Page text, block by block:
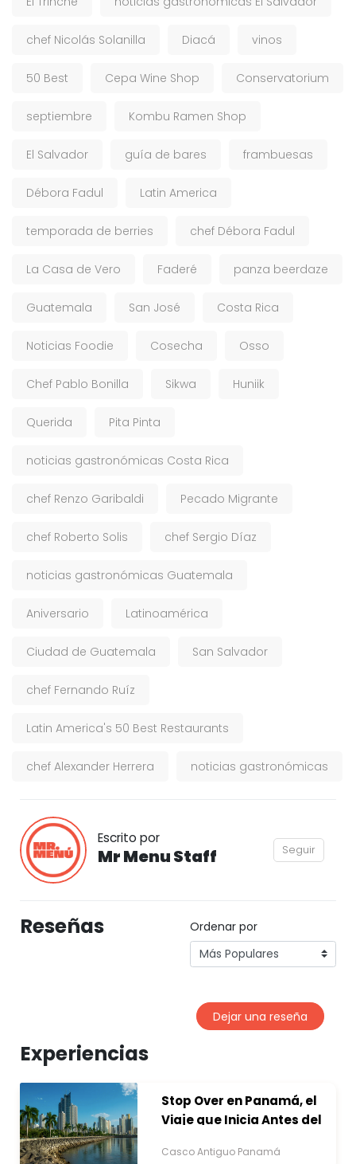
chef Nicolás Solanilla Diacá vinos
50 Best Cepa Wine Shop Conservatorium
septiembre Kombu Ramen Shop
El Salvador guía de bares frambuesas
Débora Fadul Latin America
temporada de berries chef Débora Fadul
La Casa de Vero Faderé panza beerdaze
Guatemala San José Costa Rica
Noticias Foodie Cosecha Osso
Chef Pablo Bonilla Sikwa Huniik
Querida Pita Pinta
noticias gastronómicas Costa Rica
chef Renzo Garibaldi Pecado Migrante
chef Roberto Solis chef Sergio Díaz
noticias gastronómicas Guatemala
Aniversario Latinoamérica
Ciudad de Guatemala San Salvador
chef Fernando Ruíz
Latin America's 50 Best Restaurants
chef Alexander Herrera noticias gastronómicas
Escrito por
Mr Menu Staff Seguir
Reseñas Ordenar por
Dejar una reseña
Experiencias
Stop Over en Panamá, el
Viaje que Inicia Antes del
Casco Antiguo Panamá